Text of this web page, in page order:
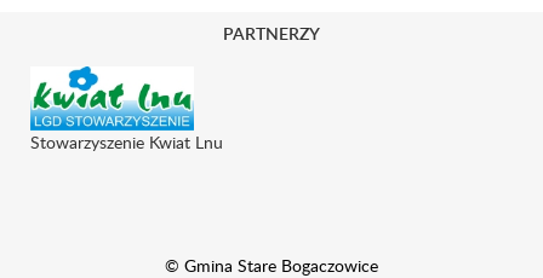
© Gmina Stare Bogaczowice
PARTNERZY
Stowarzyszenie Kwiat Lnu